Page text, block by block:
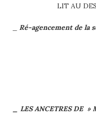
LIT AU
Ré-agencement de la
_ LES ANCETRES DE »